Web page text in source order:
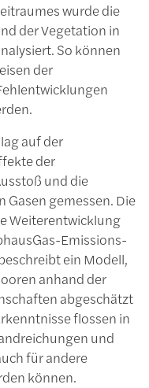
wurde die
der Vegetation in
So können
der
auf der
der
und die
gemessen. Die
Weiterentwicklung
Emissions-
ein Modell,
anhand der
abgeschätzt
flossen in
und
für andere
können.